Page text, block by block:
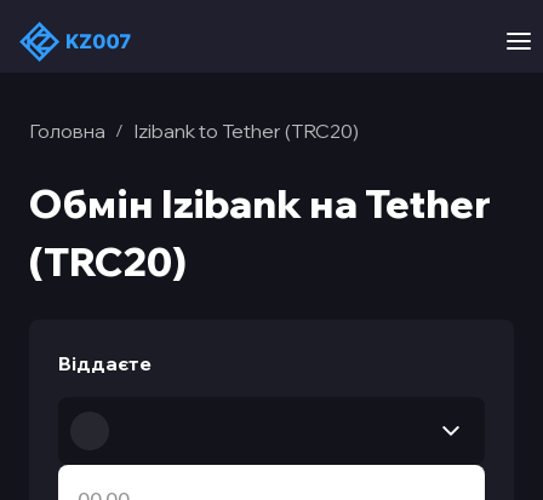
Головна / Izibank to Tether (TRC20)
Обмін Izibank на Tether
(TRC20)
Віддаєте